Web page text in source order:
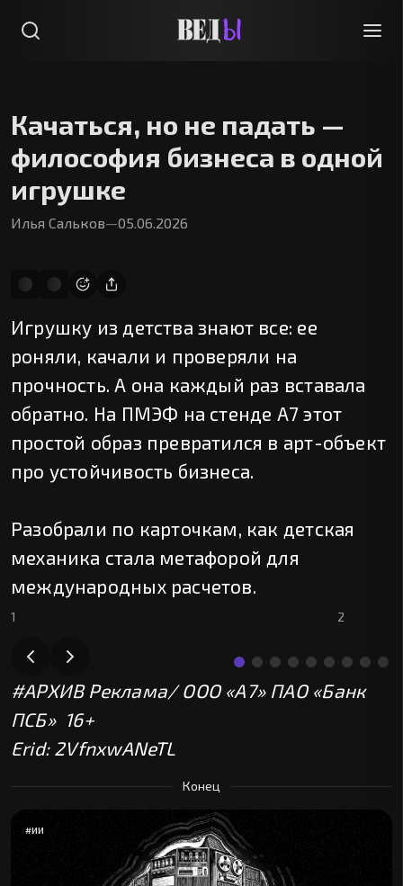
Качаться, но не падать —
философия бизнеса в одной
игрушке
Илья Сальков—05.06.2026
Игрушку из детства знают все: ее
роняли, качали и проверяли на
прочность. А она каждый раз вставала
обратно. На ПМЭФ на стенде А7 этот
простой образ превратился в арт-объект
про устойчивость бизнеса.
Разобрали по карточкам, как детская
механика стала метафорой для
международных расчетов.
1 2
#АРХИВ Реклама/ ООО «А7» ПАО «Банк
ПСБ» 16+
Erid: 2VfnxwANeTL
Конец
#ИИ